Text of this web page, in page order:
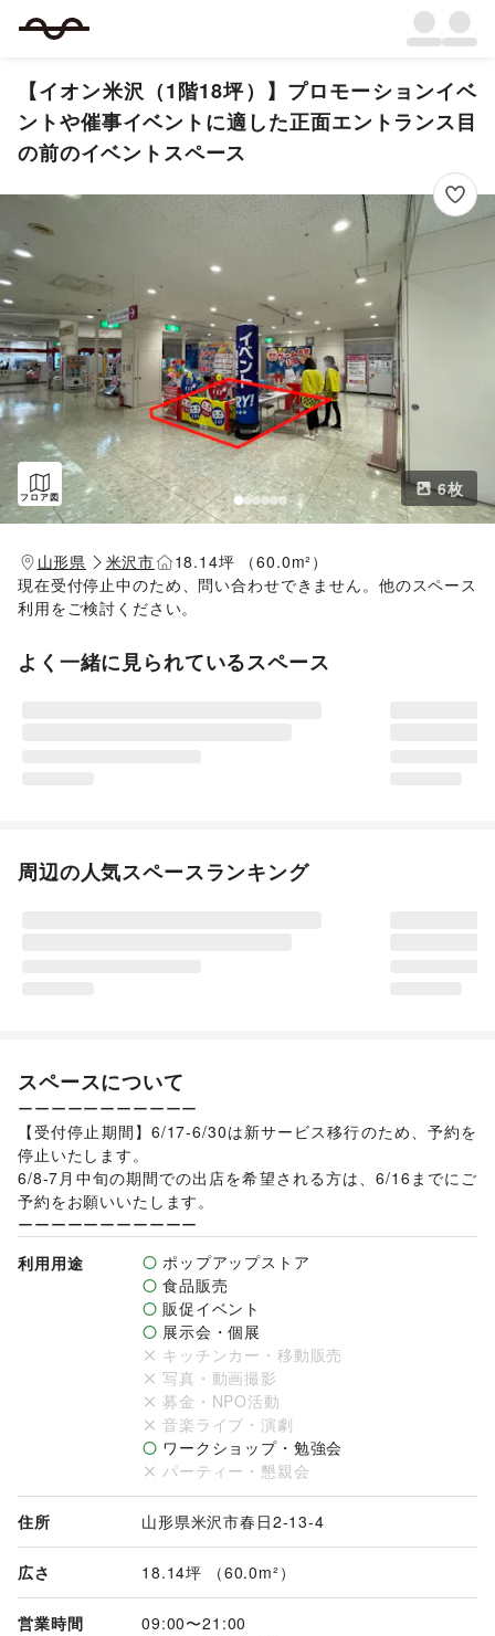
【イオン米沢（1階18坪）】プロモーションイベ
ントや催事イベントに適した正面エントランス目
の前のイベントスペース
フロア図 6枚
山形県 米沢市
18.14坪 （60.0m²）
現在受付停止中のため、問い合わせできません。他のスペース
利用をご検討ください。
よく一緒に見られているスペース
周辺の人気スペースランキング
スペースについて
ーーーーーーーーーーー
【受付停止期間】6/17-6/30は新サービス移行のため、予約を
停止いたします。
6/8-7月中旬の期間での出店を希望される方は、6/16までにご
予約をお願いいたします。
ーーーーーーーーーーー
利用用途
ポップアップストア
食品販売
販促イベント
展示会・個展
キッチンカー・移動販売
写真・動画撮影
募金・NPO活動
音楽ライブ・演劇
ワークショップ・勉強会
パーティー・懇親会
住所 山形県米沢市春日2‐13-4
広さ 18.14坪 （60.0m²）
営業時間 09:00〜21:00